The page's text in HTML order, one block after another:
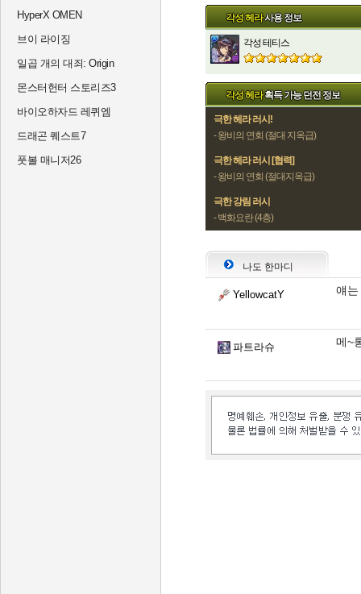
HyperX OMEN
브이 라이징
일곱 개의 대죄: Origin
몬스터헌터 스토리즈3
바이오하자드 레퀴엠
드래곤 퀘스트7
풋볼 매니저26
각성 헤라사용 정보
각성 테티스
각성 헤라획득 가능 던전 정보
극한 헤라 러시!
- 왕비의 연회 (절대 지옥급)
극한 헤라 러시 [협력]
- 왕비의 연회 (절대지옥급)
극한 강림 러시
- 백화요란 (4층)
나도 한마디
YellowcatY 얘는
파트라슈 메~